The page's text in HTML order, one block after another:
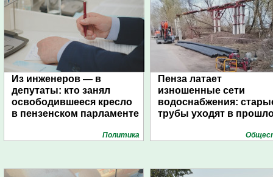
Из инженеров — в
депутаты: кто занял
освободившееся кресло
в пензенском парламенте
Политика
Пенза латает
изношенные сети
водоснабжения:
трубы уходят в